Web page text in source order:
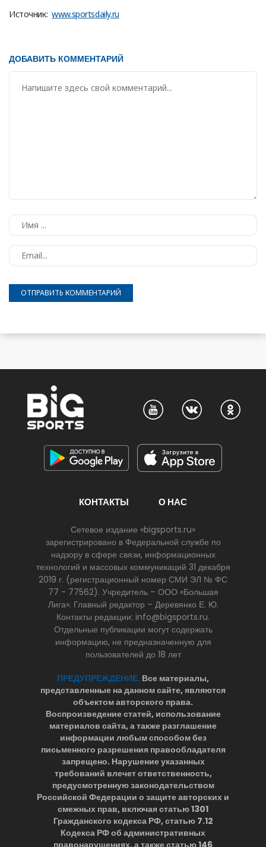
Источник: www.sportsdaily.ru
ДОБАВИТЬ КОММЕНТАРИЙ
КОНТАКТЫ О НАС
Сетевое издание «bigsports.ru»
зарегистрировано в Федеральной службе по
надзору в сфере связи, информационных
технологий и массовых коммуникаций 31 декабря
2019 г. (регистрационный номер СМИ ЭЛ № ФС
77 - 77562). Учредитель – ООО «Большая
Лига». Главный редактор – Деревянко Е. Ю.
Контакты редакции: info@bigsports.ru.
Отдельные публикации могут содержать
информацию, не предназначенную для
пользователей до 18 лет
ПРЕДУПРЕЖДЕНИЕ. Все материалы,
представленные на данном сайте, являются
объектом авторского права.
Воспроизведение статей, использование
материалов сайта, а также разглашение
информации любым способом без
письменного разрешения правообладателя
запрещено. Нарушение указанных
требований влечет ответственность,
предусмотренную законодательством
Российской Федерации о защите авторских и
смежных прав, включая статью 1301
Гражданского кодекса РФ, статью 7.12
Кодекса РФ об административных
правонарушениях, а также статью 146